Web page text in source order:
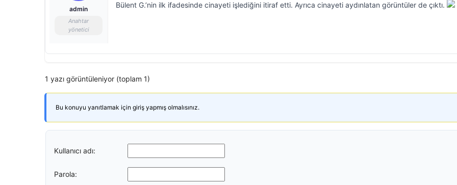
admin
Anahtar
yönetici
Bülent G.’nin ilk ifadesinde cinayeti işlediğini itiraf etti. Ayrıca cinayeti aydınlatan görüntüler de çıktı.
1 yazı görüntüleniyor (toplam 1)
Bu konuyu yanıtlamak için giriş yapmış olmalısınız.
Kullanıcı adı:
Parola: